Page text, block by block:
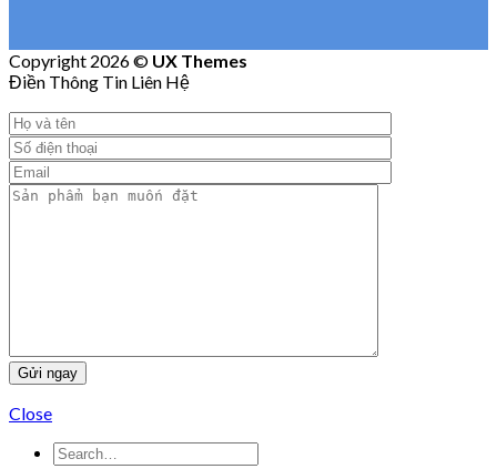
Copyright 2026 © UX Themes
Điền Thông Tin Liên Hệ
Close